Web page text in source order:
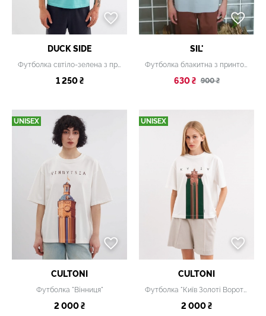
DUCK SIDE
Футболка свтіло-зелена з принтом
1 250 ₴
SIL'
Футболка блакитна з принтом
630 ₴ 900 ₴
UNISEX
CULTONI
Футболка "Вінниця"
2 000 ₴
UNISEX
CULTONI
Футболка "Київ Золоті Ворота" біла
2 000 ₴